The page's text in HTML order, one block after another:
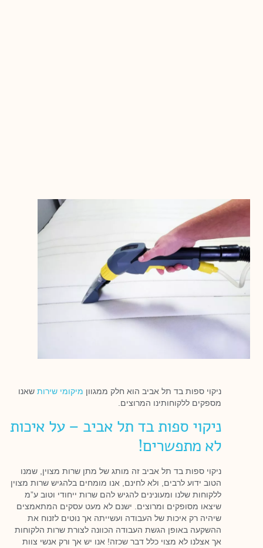
ניקוי ספות בד תל אביב הוא חלק ממגוון מיקומי שירותשאנו
מספקים ללקוחותינו המרוצים.
ניקוי ספות בד תל אביב – על איכות
לא מתפשרים!
ניקוי ספות בד תל אביב זה מותג של מתן שרות מצוין, שמנו
הטוב ידוע לרבים, ולא לחינם, אנו מומחים בלהגיש שרות מצוין
ללקוחות שלנו ומעונינים להגיש להם שרות ייחודי וטוב ע”מ
שיצאו מסופקים ומרוצים. ישנם לא מעט עסקים המתאמצים
שיהיה רק איכות של העבודה ועשייתה אך נוטים לזנוח את
ההשקעה באופן הגשת העבודה הכוונה לצורת שרות הלקוחות
אך אצלנו לא מצוי כלל דבר שכזה! אנו יש אך ורק אנשי צוות